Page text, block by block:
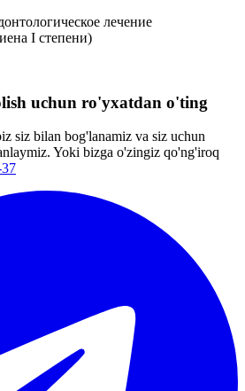
лечение
I степени)
uchun ro'yxatdan o'ting
siz bilan bog'lanamiz va siz uchun
Yoki bizga o'zingiz qo'ng'iroq